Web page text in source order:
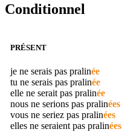
Conditionnel
PRÉSENT
je ne serais pas pralinée
tu ne serais pas pralinée
elle ne serait pas pralinée
nous ne serions pas pralinées
vous ne seriez pas pralinées
elles ne seraient pas pralinées